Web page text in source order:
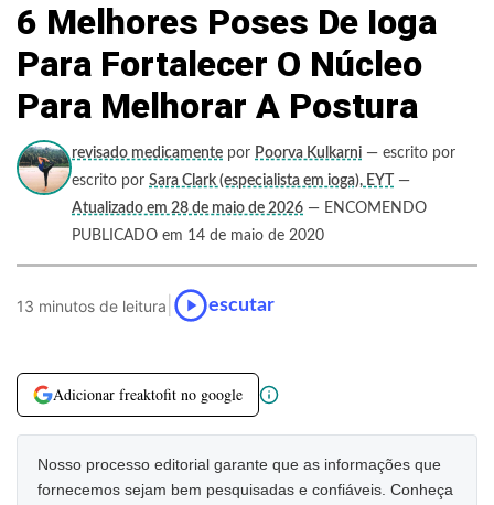
6 Melhores Poses De Ioga
Para Fortalecer O Núcleo
Para Melhorar A Postura
revisado medicamente por Poorva Kulkarni — escrito por
escrito por Sara Clark (especialista em ioga), EYT
—
Atualizado em 28 de maio de 2026 — ENCOMENDO
PUBLICADO em 14 de maio de 2020
13 minutos de leitura escutar
Adicionar freaktofit no google
Nosso processo editorial garante que as informações que
fornecemos sejam bem pesquisadas e confiáveis. Conheça